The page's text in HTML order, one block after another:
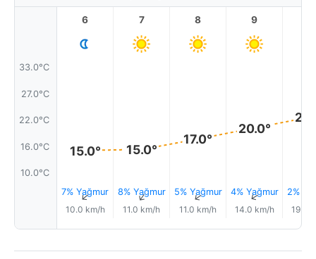
33.0°C
27.0°C
22.0°C
16.0°C
10.0°C
6
15.0°
7% Yağmur
↑
10.0 km/h
7
15.0°
8% Yağmur
↑
11.0 km/h
8
17.0°
5% Yağmur
↑
11.0 km/h
9
20.0°
4% Yağmur
↑
14.0 km/h
2%
19.0